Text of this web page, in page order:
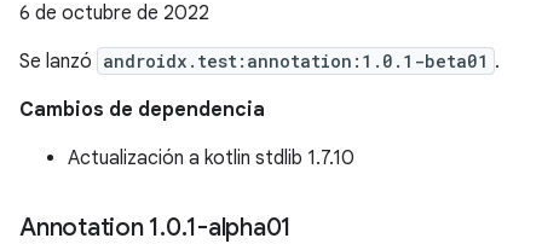
6 de octubre de 2022
Se lanzó androidx.test:annotation:1.0.1-beta01 .
Cambios de dependencia
Actualización a kotlin stdlib 1.7.10
Annotation 1.0.1-alpha01